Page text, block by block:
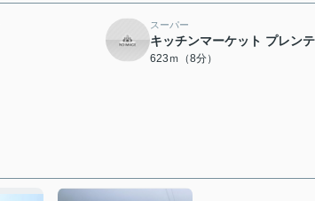
スーパー
キッチンマーケット プレン
623ｍ（8分）